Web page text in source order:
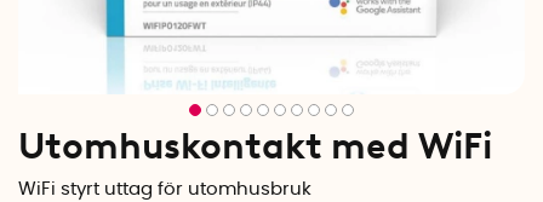
Utomhuskontakt med WiFi
WiFi styrt uttag för utomhusbruk